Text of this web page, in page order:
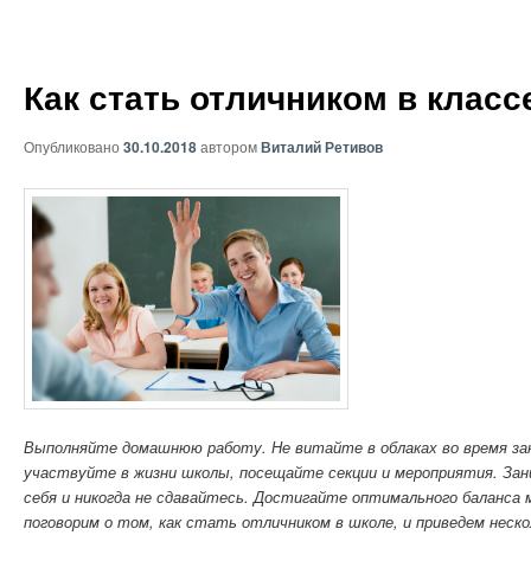
Как стать отличником в
Опубликовано 30.10.2018авторомВиталий Ретивов
Выполняйте домашнюю работу. Не витайте в облаках во время
участвуйте в жизни школы, посещайте секции и мероприятия.
себя и никогда не сдавайтесь. Достигайте оптимального
поговорим о том, как стать отличником в школе, и приведем